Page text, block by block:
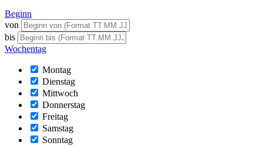
Beginn
von
bis
Wochentag
Montag
Dienstag
Mittwoch
Donnerstag
Freitag
Samstag
Sonntag